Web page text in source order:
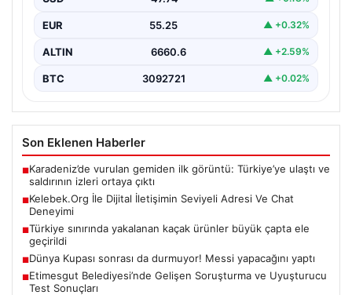
EUR 55.25 ▲ +0.32%
ALTIN 6660.6 ▲ +2.59%
BTC 3092721 ▲ +0.02%
Son Eklenen Haberler
■Karadeniz’de vurulan gemiden ilk görüntü: Türkiye’ye ulaştı ve
saldırının izleri ortaya çıktı
■Kelebek.Org İle Dijital İletişimin Seviyeli Adresi Ve Chat
Deneyimi
■Türkiye sınırında yakalanan kaçak ürünler büyük çapta ele
geçirildi
■Dünya Kupası sonrası da durmuyor! Messi yapacağını yaptı
■Etimesgut Belediyesi’nde Gelişen Soruşturma ve Uyuşturucu
Test Sonuçları